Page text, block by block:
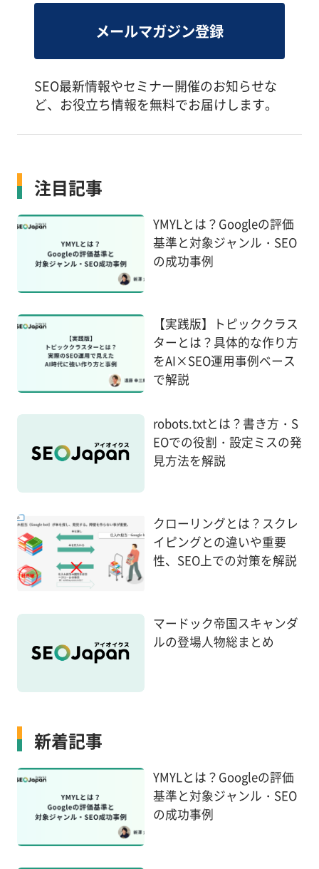
メールマガジン登録
SEO最新情報やセミナー開催のお知らせな
ど、お役立ち情報を無料でお届けします。
注目記事
YMYLとは？Googleの評価
基準と対象ジャンル・SEO
の成功事例
【実践版】トピッククラス
ターとは？具体的な作り方
をAI×SEO運用事例ベース
で解説
robots.txtとは？書き方・S
EOでの役割・設定ミスの発
見方法を解説
クローリングとは？スクレ
イピングとの違いや重要
性、SEO上での対策を解説
マードック帝国スキャンダ
ルの登場人物総まとめ
新着記事
YMYLとは？Googleの評価
基準と対象ジャンル・SEO
の成功事例